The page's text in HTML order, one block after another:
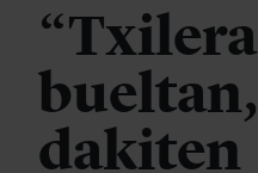
“Txilera
bueltan,
dakiten